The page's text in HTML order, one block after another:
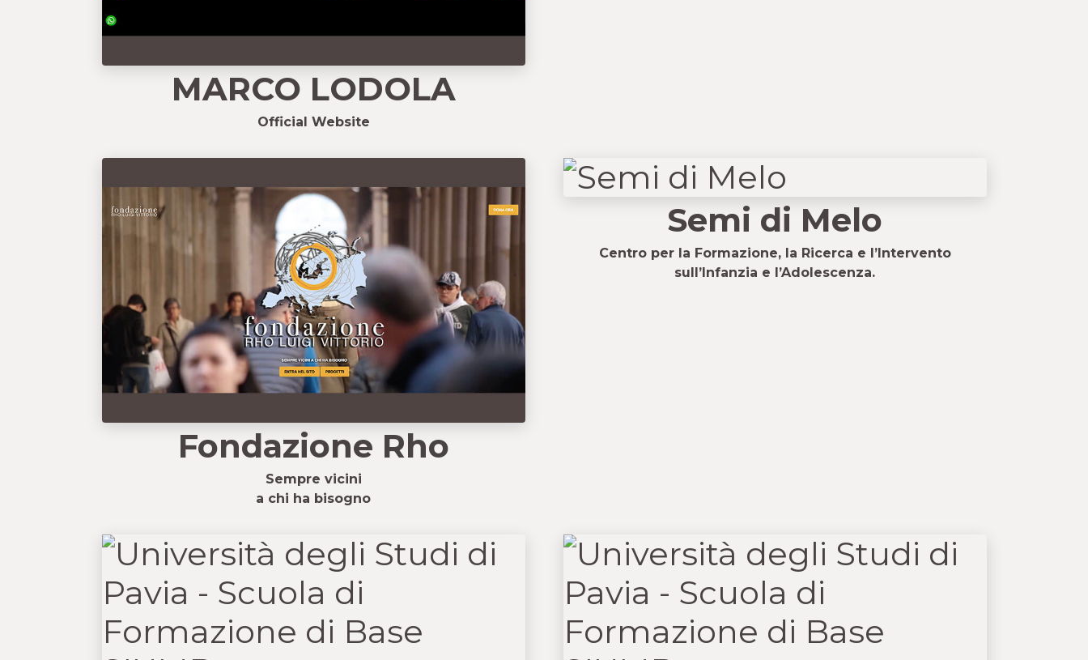
MARCO LODOLA
Official Website
Fondazione Rho
Sempre vicini
a chi ha bisogno
Semi di Melo
Centro per la Formazione, la Ricerca e l’Intervento
sull’Infanzia e l’Adolescenza.